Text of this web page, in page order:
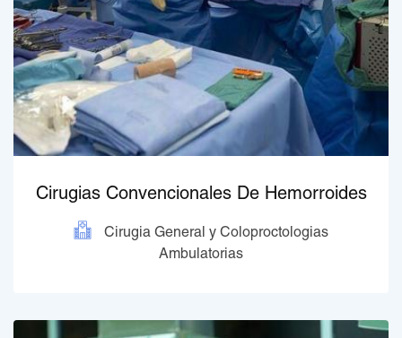
Cirugias Convencionales De Hemorroides
Cirugia General y Coloproctologias
Ambulatorias